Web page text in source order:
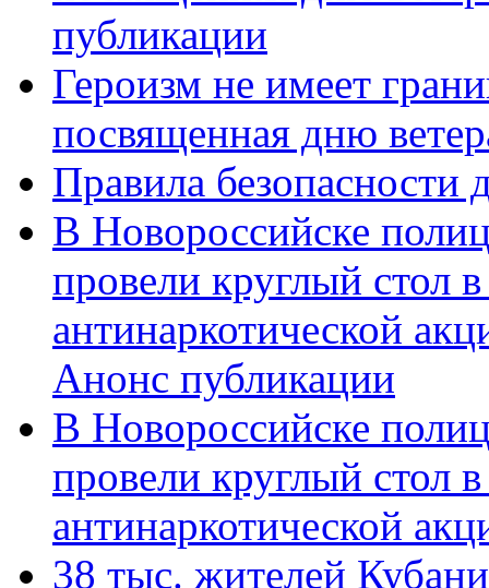
публикации
Героизм не имеет
посвященная дню
Правила безопасности
В Новороссийске
провели круглый стол
антинаркотической
Анонс публикации
В Новороссийске
провели круглый стол
антинаркотической
38 тыс. жителей